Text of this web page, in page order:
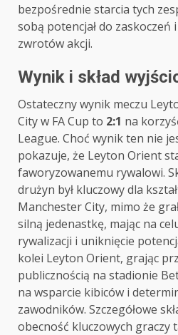
bezpośrednie starcia tych
sobą potencjał do zaskoczeń
zwrotów akcji.
Wynik i skład
Ostateczny wynik meczu
City w FA Cup to 2:1 na
League. Choć wynik ten nie
pokazuje, że Leyton Orient
faworyzowanemu rywalowi.
drużyn był kluczowy dla
Manchester City, mimo że
silną jedenastkę, mając na
rywalizacji i uniknięcie
kolei Leyton Orient, grając
publicznością na stadionie
na wsparcie kibiców i
zawodników. Szczegółowe
obecność kluczowych graczy